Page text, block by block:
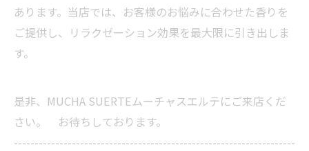
あります。当店では、お客様のお悩みに合わせた香りを
ご提供し、リラクゼーション効果を最大限に引き出しま
す。
是非、MUCHA SUERTEムーチャスエルテにご来店くだ
さい。 お待ちしております。
--------------------------------------------------------------------